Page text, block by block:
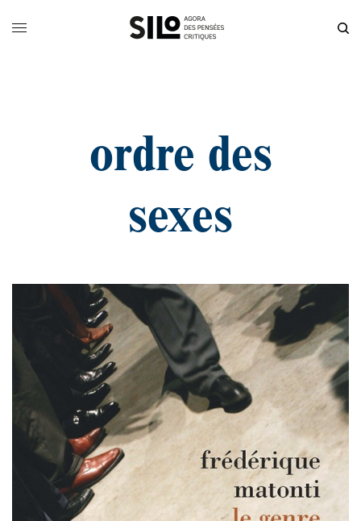
ordre des
sexes